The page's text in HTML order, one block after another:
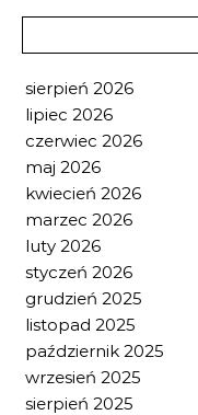
sierpień 2026
lipiec 2026
czerwiec 2026
maj 2026
kwiecień 2026
marzec 2026
luty 2026
styczeń 2026
grudzień 2025
listopad 2025
październik 2025
wrzesień 2025
sierpień 2025